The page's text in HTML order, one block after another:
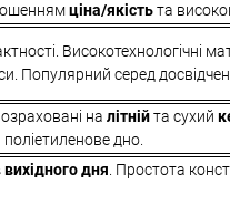
ціна/якістьта
Високотехнологічні
Популярний серед
на літнійта сухий
дно.
вихідного дня. Простота